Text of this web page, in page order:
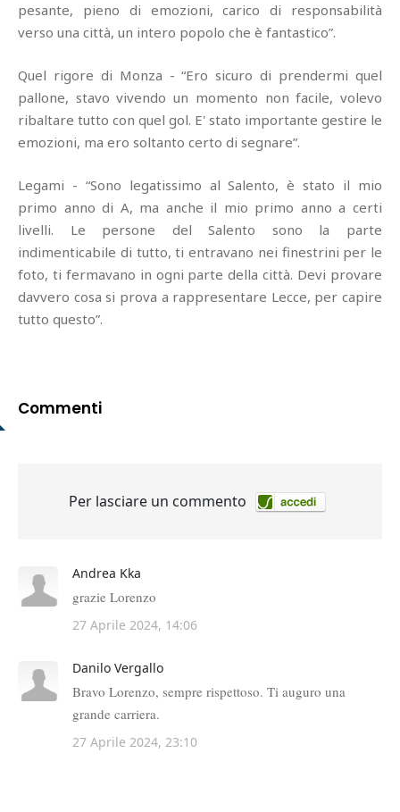
pesante, pieno di emozioni, carico di responsabilità
verso una città, un intero popolo che è fantastico”.
Quel rigore di Monza - “Ero sicuro di prendermi quel
pallone, stavo vivendo un momento non facile, volevo
ribaltare tutto con quel gol. E' stato importante gestire le
emozioni, ma ero soltanto certo di segnare”.
Legami - “Sono legatissimo al Salento, è stato il mio
primo anno di A, ma anche il mio primo anno a certi
livelli. Le persone del Salento sono la parte
indimenticabile di tutto, ti entravano nei finestrini per le
foto, ti fermavano in ogni parte della città. Devi provare
davvero cosa si prova a rappresentare Lecce, per capire
tutto questo”.
Commenti